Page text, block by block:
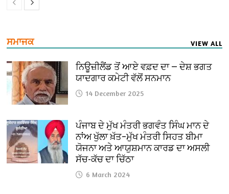
ਸਮਾਜਕ VIEW ALL
ਨਿਊਜ਼ੀਲੈਂਡ ਤੋਂ ਆਏ ਵਫ਼ਦ ਦਾ — ਦੇਸ਼ ਭਗਤ
ਯਾਦਗਾਰ ਕਮੇਟੀ ਵੱਲੋਂ ਸਨਮਾਨ
14 December 2025
ਪੰਜਾਬ ਦੇ ਮੁੱਖ ਮੰਤਰੀ ਭਗਵੰਤ ਸਿੰਘ ਮਾਨ ਦੇ
ਨਾਂਅ ਖੁੱਲਾ ਖ਼ੱਤ–ਮੁੱਖ ਮੰਤਰੀ ਸਿਹਤ ਬੀਮਾ
ਯੋਜਨਾ ਅਤੇ ਆਯੁਸ਼ਮਾਨ ਕਾਰਡ ਦਾ ਅਸਲੀ
ਸੱਚ-ਕੱਚ ਦਾ ਚਿੱਠਾ
6 March 2024